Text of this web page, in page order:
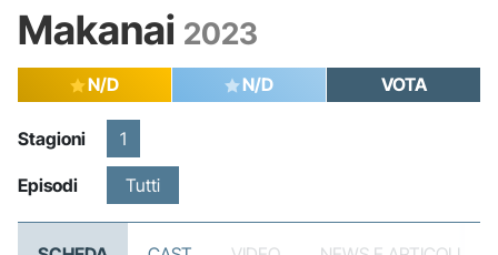
Makanai 2023
N/D N/D VOTA
Stagioni 1
Episodi Tutti